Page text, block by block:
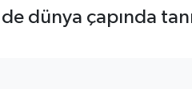
dünya çapında